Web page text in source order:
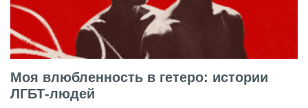
Моя влюбленность в гетеро: истории
ЛГБТ-людей